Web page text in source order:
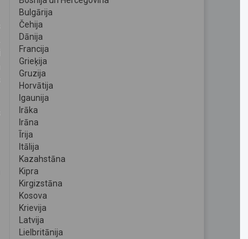
Bulgārija
Čehija
Dānija
Francija
Grieķija
Gruzija
Horvātija
Igaunija
Irāka
Irāna
Īrija
Itālija
Kazahstāna
Kipra
Kirgizstāna
Kosova
Krievija
Latvija
Lielbritānija